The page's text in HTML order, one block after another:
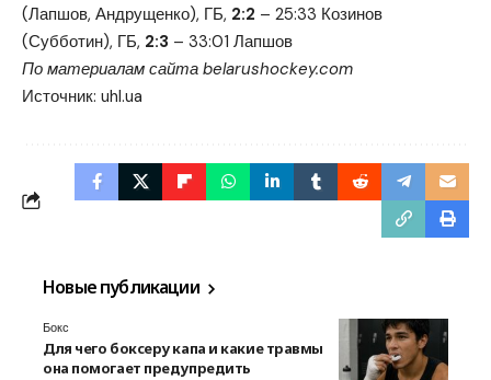
(Лапшов, Андрущенко), ГБ, 2:2 – 25:33 Козинов
(Субботин), ГБ, 2:3 – 33:01 Лапшов
По материалам сайта belarushockey.com
Источник: uhl.ua
Новые публикации
Бокс
Для чего боксеру капа и какие травмы
она помогает предупредить